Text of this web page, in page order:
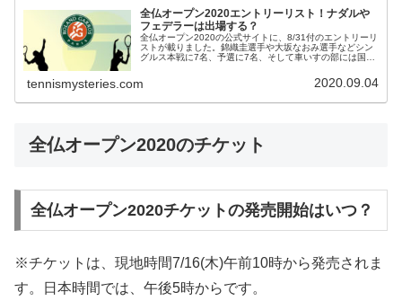
全仏オープン2020エントリーリスト！ナダルや
フェデラーは出場する？
全仏オープン2020の公式サイトに、8/31付のエントリーリ
ストが載りました。錦織圭選手や大坂なおみ選手などシン
グルス本戦に7名、予選に7名、そして車いすの部には国枝
tennismysteries.com 2020.09.04
全仏オープン2020のチケット
全仏オープン2020チケットの発売開始はいつ？
※チケットは、現地時間7/16(木)午前10時から発売されま
す。日本時間では、午後5時からです。